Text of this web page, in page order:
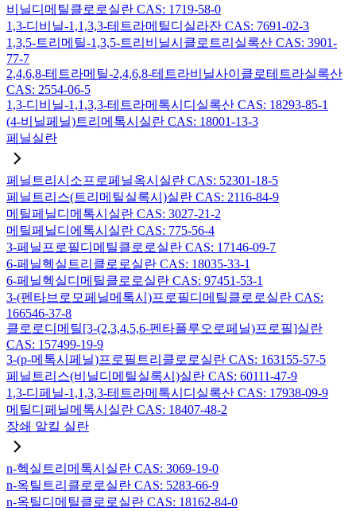
비닐디메틸클로로실란 CAS: 1719-58-0
1,3-디비닐-1,1,3,3-테트라메틸디실라잔 CAS: 7691-02-3
1,3,5-트리메틸-1,3,5-트리비닐시클로트리실록산 CAS: 3901-
77-7
2,4,6,8-테트라메틸-2,4,6,8-테트라비닐사이클로테트라실록산
CAS: 2554-06-5
1,3-디비닐-1,1,3,3-테트라메톡시디실록산 CAS: 18293-85-1
(4-비닐페닐)트리메톡시실란 CAS: 18001-13-3
페닐실란
페닐트리시소프로페닐옥시실란 CAS: 52301-18-5
페닐트리스(트리메틸실록시)실란 CAS: 2116-84-9
메틸페닐디메톡시실란 CAS: 3027-21-2
메틸페닐디에톡시실란 CAS: 775-56-4
3-페닐프로필디메틸클로로실란 CAS: 17146-09-7
6-페닐헥실트리클로로실란 CAS: 18035-33-1
6-페닐헥실디메틸클로로실란 CAS: 97451-53-1
3-(펜타브로모페닐메톡시)프로필디메틸클로로실란 CAS:
166546-37-8
클로로디메틸[3-(2,3,4,5,6-펜타플루오로페닐)프로필]실란
CAS: 157499-19-9
3-(p-메톡시페닐)프로필트리클로로실란 CAS: 163155-57-5
페닐트리스(비닐디메틸실록시)실란 CAS: 60111-47-9
1,3-디페닐-1,1,3,3-테트라메톡시디실록산 CAS: 17938-09-9
메틸디페닐메톡시실란 CAS: 18407-48-2
장쇄 알킬 실란
n-헥실트리메톡시실란 CAS: 3069-19-0
n-옥틸트리클로로실란 CAS: 5283-66-9
n-옥틸디메틸클로로실란 CAS: 18162-84-0